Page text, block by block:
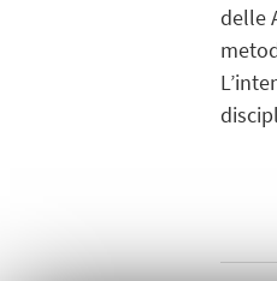
delle